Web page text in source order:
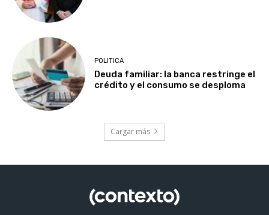
POLITICA
Deuda familiar: la banca restringe el
crédito y el consumo se desploma
Cargar más